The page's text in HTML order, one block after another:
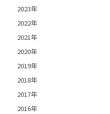
2023年
2022年
2021年
2020年
2019年
2018年
2017年
2016年